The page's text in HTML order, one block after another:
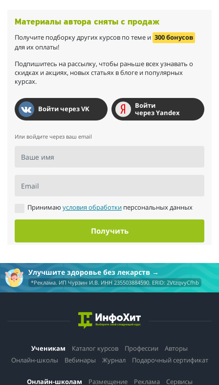
путешествовать, и не ставлю себе ограничений: если кажется,
разные возможности, что не всегда нужно много денег, что
мир поддерживает, а нужные средства приходят.
Мне очень нравится помогать людям, не массово, а тем, с кем
сердце меня соединяет. Я получаю огромное удовольствие от
духовной, целительской работы.
Материалы автора сняты с продаж
Получите подборку других курсов по теме и 300 бонусов
для их оплаты!
Подпишитесь на рассылку, чтобы раньше всех узнавать о
скидках и акциях, новых статьях в блоге и популярных
курсах.
Войти через VK
Войти
через Yandex
Или войдите через ваш email
Ваше имя
Email
Принимаю условия обработки персональных данных
Получить
Улучшите здоровье без лекарств
*Реклама. ИП Чурзин И.В. ИНН 235503884590. ERID: 2VtzqvyCfhb
Ученикам Каталог курсов Профессии
Авторы
Онлайн-школы
Вебинары Журнал Подарочный сертификат
Онлайн-школам Размещение Реклама Сервисы